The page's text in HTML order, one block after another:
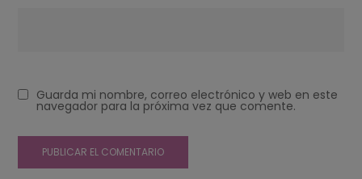
Guarda mi nombre, correo electrónico y web en este
navegador para la próxima vez que comente.